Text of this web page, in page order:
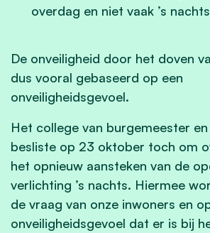
overdag en niet vaak ’s
De onveiligheid door het doven
dus vooral gebaseerd op een
onveiligheidsgevoel.
Het college van burgemeester
besliste op 23 oktober toch om
het opnieuw aansteken van de
verlichting ’s nachts. Hiermee
de vraag van onze inwoners en
onveiligheidsgevoel dat er is bij